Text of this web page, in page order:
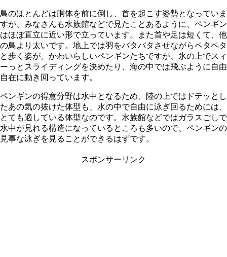
鳥のほとんどは胴体を前に倒し、首を起こす姿勢となっていま
すが、みなさんも水族館などで見たことあるように、ペンギン
はほぼ直立に近い形で立っています。また首や足は短くて、他
の鳥より太いです。地上では羽をバタバタさせながらペタペタ
と歩く姿が、かわいらしいペンギンたちですが、氷の上でスィ
ーっとスライディングを決めたり、海の中では飛ぶように自由
自在に動き回っています。
ペンギンの得意分野は水中となるため、陸の上ではドテッとし
たあの気の抜けた体型も、水の中で自由に泳ぎ回るためには、
とても適している体型なのです。水族館などではガラスごしで
水中が見れる構造になっているところも多いので、ペンギンの
見事な泳ぎを見ることができるはずです。
スポンサーリンク